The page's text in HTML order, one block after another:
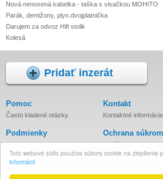
Toto webové sídlo používa súbory cookie na zlepšenie
informácií
Nová nenosená kabelka - taška s visačkou MOHITO
Parák, demižony, plyn.dvojplatnička
Darujem za odvoz Hifi stolik
Kolesá
Pridať inzerát
Pomoc
Často kladené otázky
Kontakt
Kontaktné informácie
Podmienky
Podmienky inzercie
Ochrana
Používanie cookies
Zásady